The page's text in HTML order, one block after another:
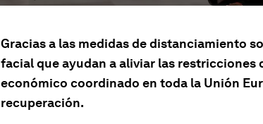
Gracias a las medidas de distanciamiento
facial que ayudan a aliviar las restricciones
económico coordinado en toda la Unión
recuperación.